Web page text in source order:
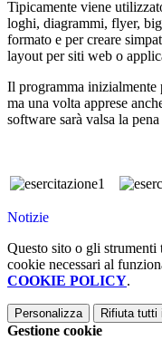
Tipicamente viene
loghi, diagrammi, flyer,
formato e per creare
layout per siti web o
Il programma inizialmente
ma una volta apprese
software sarà valsa la
Notizie
Questo sito o gli
cookie necessari al
COOKIE POLICY.
Personalizza Rifiuta tutti
Gestione cookie